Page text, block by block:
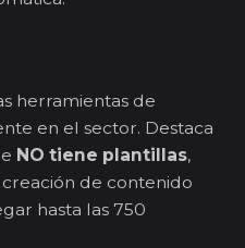
herramientas de
en el sector. Destaca
NO tiene plantillas,
de contenido
hasta las 750